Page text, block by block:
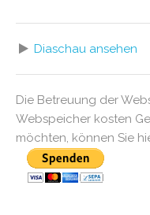
Diaschau ansehen
Die Betreuung der
Webspeicher kosten
möchten, können Sie